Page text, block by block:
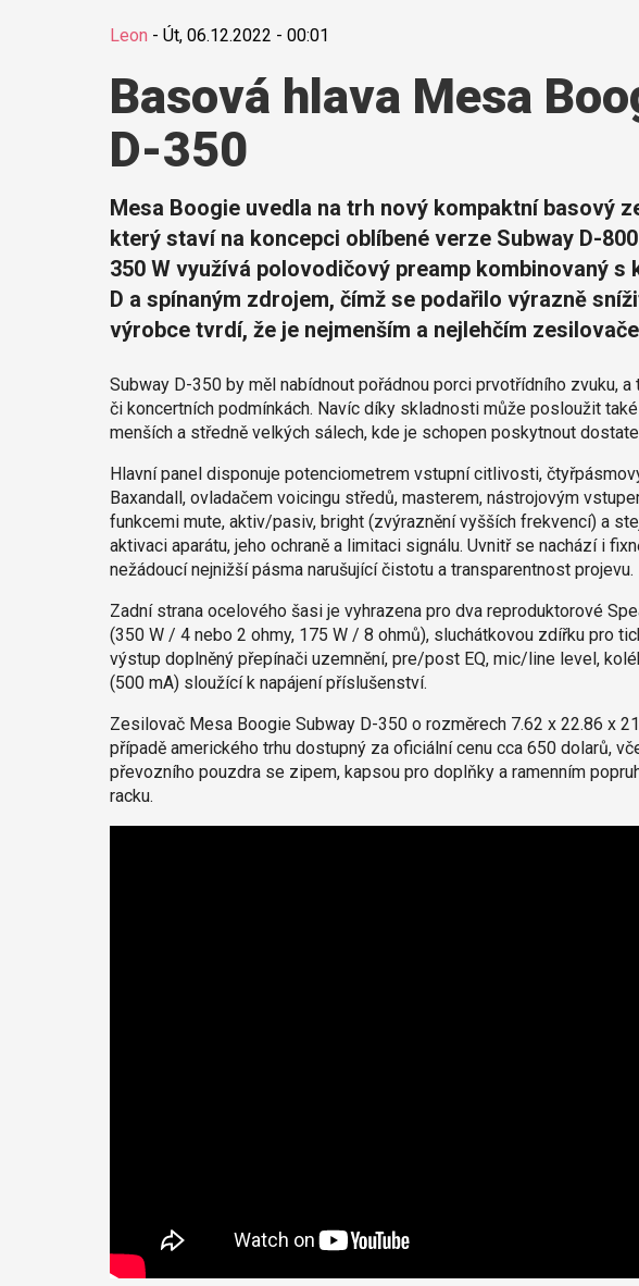
Leon - Út, 06.12.2022 - 00:01
Basová hlava Mesa
D-350
Mesa Boogie uvedla na trh nový kompaktní basový
který staví na koncepci oblíbené verze Subway D-
350 W využívá polovodičový preamp kombinovaný
D a spínaným zdrojem, čímž se podařilo výrazně
výrobce tvrdí, že je nejmenším a nejlehčím
Subway D-350 by měl nabídnout pořádnou porci prvotřídního zvuku,
či koncertních podmínkách. Navíc díky skladnosti může posloužit
menších a středně velkých sálech, kde je schopen poskytnout
Hlavní panel disponuje potenciometrem vstupní citlivosti,
Baxandall, ovladačem voicingu středů, masterem, nástrojovým
funkcemi mute, aktiv/pasiv, bright (zvýraznění vyšších frekvencí) a
aktivaci aparátu, jeho ochraně a limitaci signálu. Uvnitř se nachází i
nežádoucí nejnižší pásma narušující čistotu a transparentnost projevu.
Zadní strana ocelového šasi je vyhrazena pro dva reproduktorové
(350 W / 4 nebo 2 ohmy, 175 W / 8 ohmů), sluchátkovou zdířku pro
výstup doplněný přepínači uzemnění, pre/post EQ, mic/line level,
(500 mA) sloužící k napájení příslušenství.
Zesilovač Mesa Boogie Subway D-350 o rozměrech 7.62 x 22.86 x
případě amerického trhu dostupný za oficiální cenu cca 650 dolarů,
převozního pouzdra se zipem, kapsou pro doplňky a ramenním
racku.